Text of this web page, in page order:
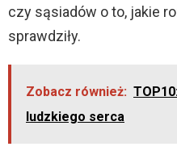
czy sąsiadów o to, jakie
sprawdziły.
Zobacz również:
ludzkiego serca